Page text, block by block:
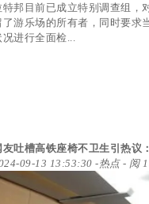
特邦目前已成立特别调查组，
了游乐场的所有者，同时要求
况进行全面检...
友吐槽高铁座椅不卫生引热议
09-13 13:53:30 -热点- 阅